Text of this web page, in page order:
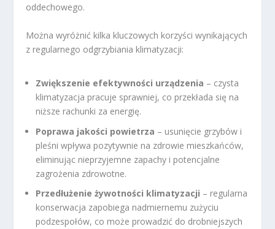
oddechowego.
Można wyróżnić kilka kluczowych korzyści wynikających
z regularnego odgrzybiania klimatyzacji:
Zwiększenie efektywności urządzenia – czysta
klimatyzacja pracuje sprawniej, co przekłada się na
niższe rachunki za energię.
Poprawa jakości powietrza – usunięcie grzybów i
pleśni wpływa pozytywnie na zdrowie mieszkańców,
eliminując nieprzyjemne zapachy i potencjalne
zagrożenia zdrowotne.
Przedłużenie żywotności klimatyzacji – regularna
konserwacja zapobiega nadmiernemu zużyciu
podzespołów, co może prowadzić do drobniejszych